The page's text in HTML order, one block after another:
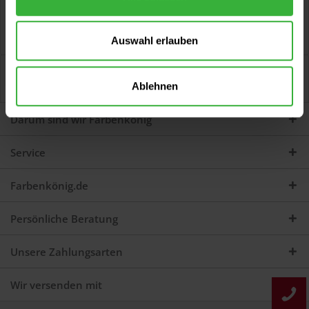
Auswahl erlauben
Ablehnen
1K Dickschichtfüller (Mittelgrau) ColorMatic 1K
Dickschichtfüller ist ein 1K Acryl-Füller mit...
Bewertungen
0
Jetzt Bewertungen zum Artikel lesen...
Darum sind wir Farbenkönig
Service
Farbenkönig.de
Persönliche Beratung
Unsere Zahlungsarten
Wir versenden mit